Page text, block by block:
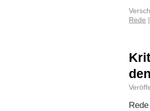
Rede